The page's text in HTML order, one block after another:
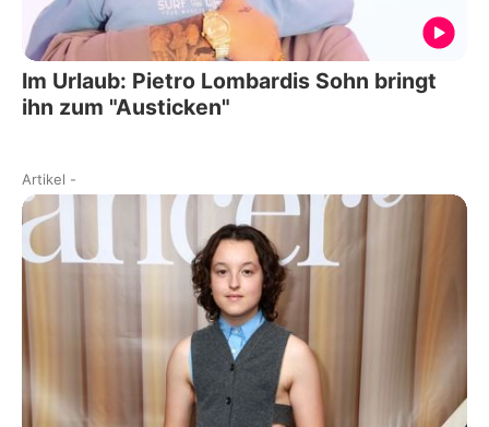
Im Urlaub: Pietro Lombardis Sohn bringt
ihn zum "Austicken"
Artikel -